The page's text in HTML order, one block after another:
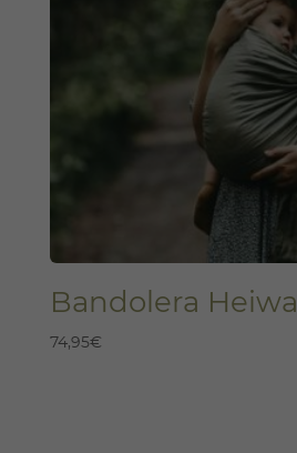
Bandolera Heiwa
74,95€